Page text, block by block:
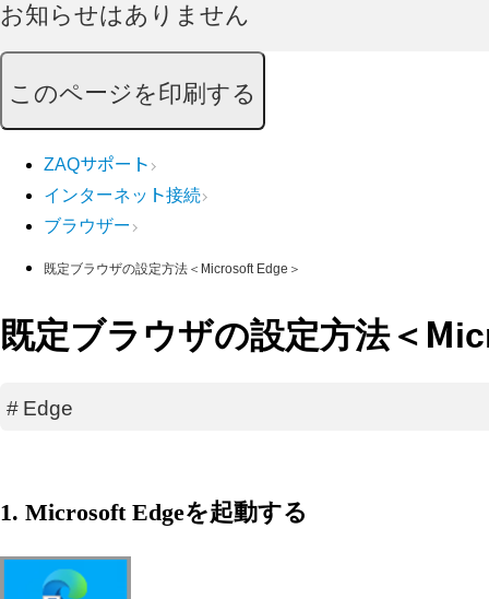
お知らせはありません
このページを印刷する
ZAQサポート
インターネット接続
ブラウザー
既定ブラウザの設定方法＜Microsoft Edge＞
既定ブラウザの設定方法＜
#Edge
1. Microsoft Edgeを起動する